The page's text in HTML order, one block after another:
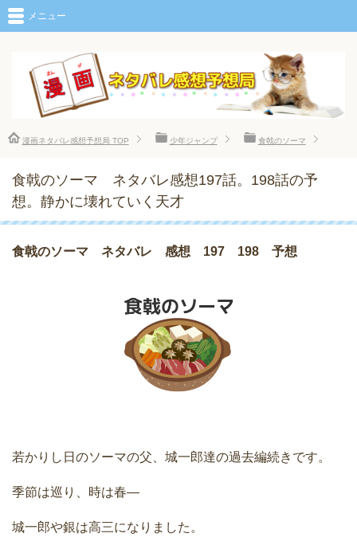
メニュー
漫画ネタバレ感想予想局 TOP 少年ジャンプ 食戟のソーマ
食戟のソーマ ネタバレ感想197話。198話の予
想。静かに壊れていく天才
食戟のソーマ ネタバレ 感想 197 198 予想
若かりし日のソーマの父、城一郎達の過去編続きです。
季節は巡り、時は春—
城一郎や銀は高三になりました。